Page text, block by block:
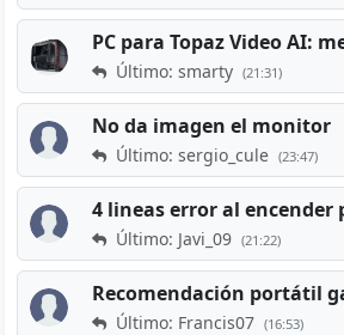
Último: smarty (21:31)
No da imagen el monitor
Último: sergio_cule (23:47)
4 lineas error al
Último: Javi_09 (21:22)
Recomendación portátil
Último: Francis07 (16:53)